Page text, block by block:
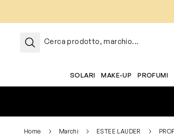
Cerca prodotto, marchio...
SOLARI MAKE-UP PROFUMI
Home Marchi ESTEE LAUDER